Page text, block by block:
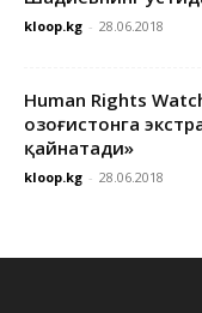
kloop.kg - 28.06.2018
Human Rights
Қозоғистонга
қайнатади»
kloop.kg - 28.06.2018